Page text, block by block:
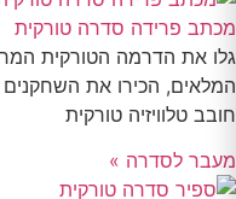
מכתב פרידה סדרה טורקית
גלו את הדרמה הטורקית
המלאים, הכירו את
חובב טלוויזיה טורקית
מעבר לסדרה »